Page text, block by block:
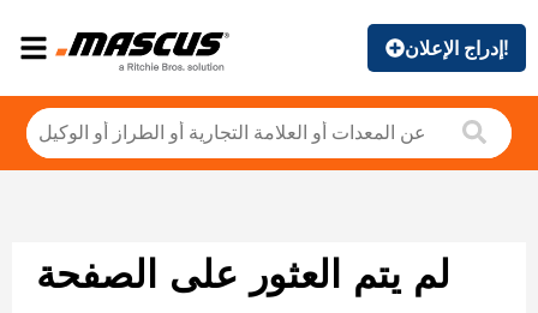
إدراج الإعلان!
لم يتم العثور على الصفحة